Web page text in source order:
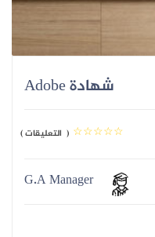
شهادة Adobe
( التعليقات )
G.A Manager